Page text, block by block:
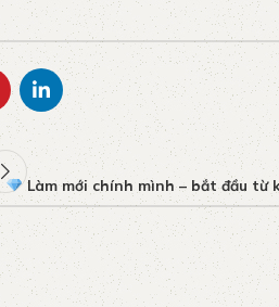
Làm mới chính mình – bắt đầu từ